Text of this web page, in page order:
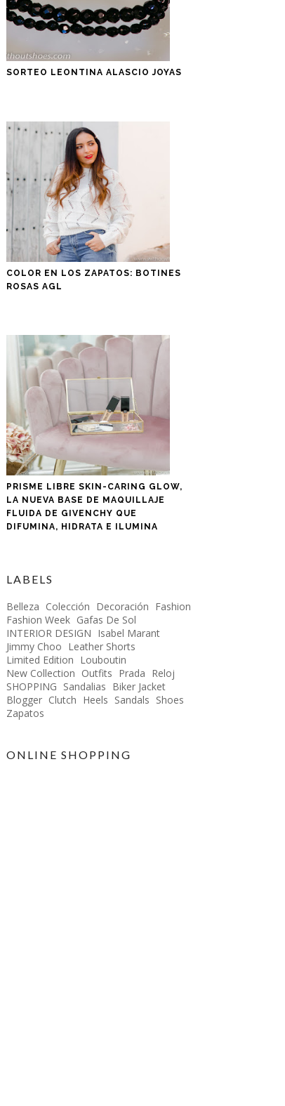
SORTEO LEONTINA ALASCIO JOYAS
COLOR EN LOS ZAPATOS: BOTINES
ROSAS AGL
PRISME LIBRE SKIN-CARING GLOW,
LA NUEVA BASE DE MAQUILLAJE
FLUIDA DE GIVENCHY QUE
DIFUMINA, HIDRATA E ILUMINA
LABELS
Belleza Colección Decoración Fashion
Fashion Week Gafas De Sol
INTERIOR DESIGN Isabel Marant
Jimmy Choo Leather Shorts
Limited Edition Louboutin
New Collection Outfits Prada Reloj
SHOPPING Sandalias Biker Jacket
Blogger Clutch Heels Sandals Shoes
Zapatos
ONLINE SHOPPING